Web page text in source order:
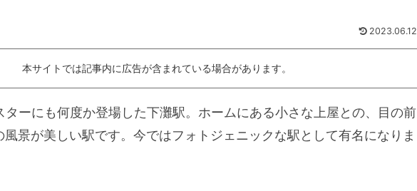
2023.06.12
本サイトでは記事内に広告が含まれている場合があります。
ターにも何度か登場した下灘駅。ホームにある小さな上屋との、目の前
景が美しい駅です。今ではフォトジェニックな駅として有名になりま